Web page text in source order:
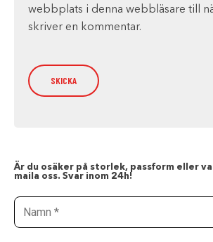
webbplats i denna webbläsare till
skriver en kommentar.
Är du osäker på storlek, passform eller
maila oss. Svar inom 24h!